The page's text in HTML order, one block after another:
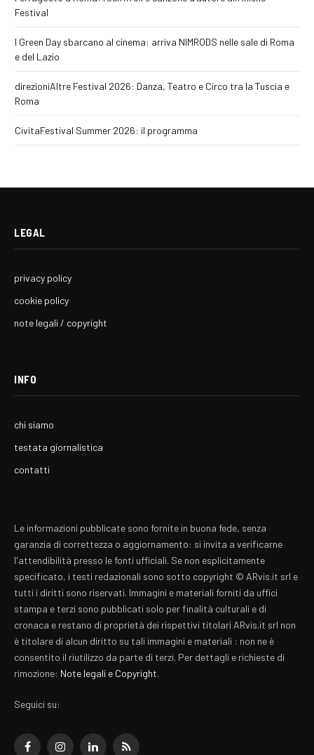
Festival
I Green Day sbarcano al cinema: arriva NIMRODS nelle sale di Roma
e del Lazio
direzioniAltre Festival 2026: Danza, Teatro e Circo tra la Tuscia e
Roma
CivitaFestival Summer 2026: il programma
LEGAL
privacy policy
cookie policy
note legali / copyright
INFO
chi siamo
testata giornalistica
contatti
Le informazioni pubblicate sono fornite in buona fede, senza
garanzia di correttezza o aggiornamento: si invita a verificarne
l'attendibilità presso le fonti ufficiali. Se non esplicitamente
specificato, i testi redazionali sono sotto copyright © ARvis.it srl e
tutti i diritti sono riservati. Immagini e materiali forniti da uffici
stampa e terzi sono pubblicati solo per finalità culturali e di
cronaca e restano di proprietà dei rispettivi titolari ARvis.it srl non
è titolare di alcun diritto su tali immagini e materiali : non ne è
consentito il riutilizzo da parte di terzi. Per dettagli e richieste di
rimozione: Note legali e Copyright.
Seguici su: